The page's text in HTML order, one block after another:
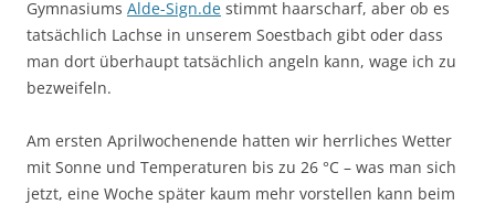
Gymnasiums Alde-Sign.de stimmt haarscharf, aber ob es
tatsächlich Lachse in unserem Soestbach gibt oder dass
man dort überhaupt tatsächlich angeln kann, wage ich zu
bezweifeln.
Am ersten Aprilwochenende hatten wir herrliches Wetter
mit Sonne und Temperaturen bis zu 26 °C – was man sich
jetzt, eine Woche später kaum mehr vorstellen kann beim